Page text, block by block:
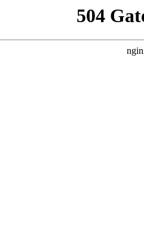
504